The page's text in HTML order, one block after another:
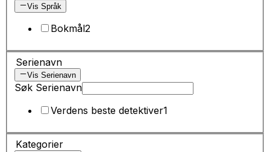
Vis Språk
Bokmål2
Serienavn
Vis Serienavn
Søk Serienavn
Verdens beste detektiver1
Kategorier